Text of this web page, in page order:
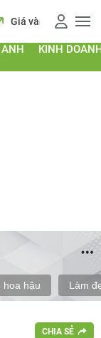
Giá xăng Lịch
KINH
hoa hậu Làm
CHIA SẺ